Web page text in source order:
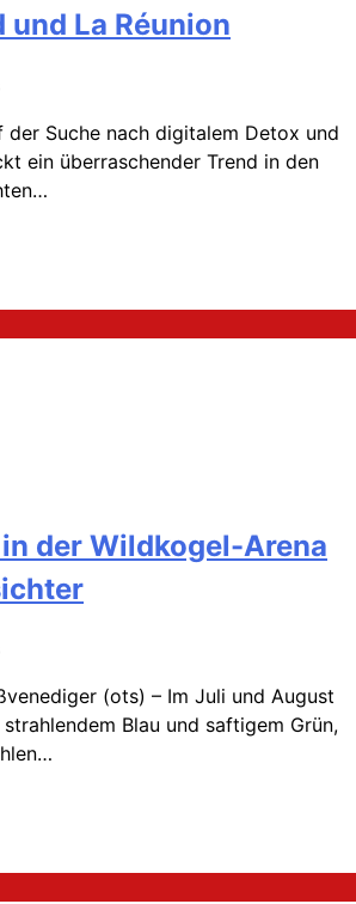
und La Réunion
der Suche nach digitalem Detox und
ein überraschender Trend in den
der Wildkogel-Arena
(ots) – Im Juli und August
Blau und saftigem Grün,